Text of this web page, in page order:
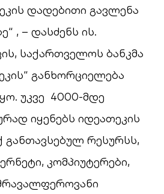
დადებითი გავლენა
, – დასძენს ის.
საქართველოს ბანკმა
განხორციელება
უკვე 4000-მდე
იყენებს იდეათეკის
განთავსებულ რესურსს,
კომპიუტერები,